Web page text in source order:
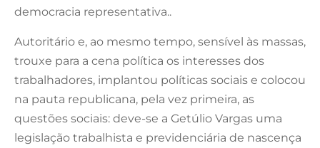
democracia representativa..
Autoritário e, ao mesmo tempo, sensível às massas,
trouxe para a cena política os interesses dos
trabalhadores, implantou políticas sociais e colocou
na pauta republicana, pela vez primeira, as
questões sociais: deve-se a Getúlio Vargas uma
legislação trabalhista e previdenciária de nascença